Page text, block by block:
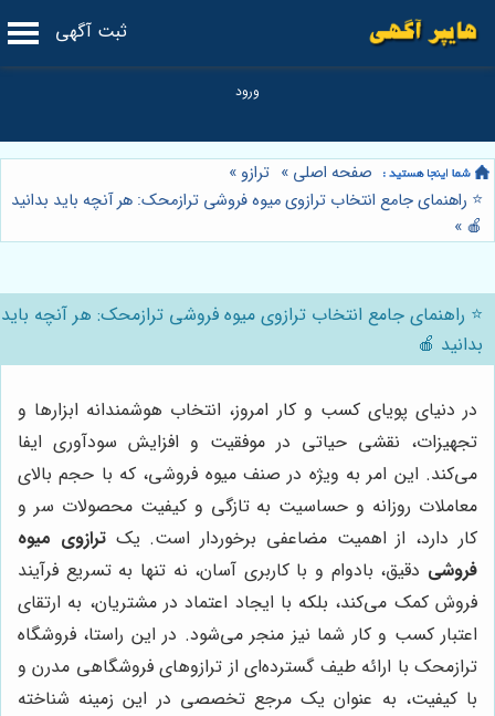
ثبت آگهی
صفحه اصلی » ترازو »
⭐️ راهنمای جامع انتخاب ترازوی میوه فروشی ترازمحک: هر آنچه باید بدانید
🍎
»
⭐️ راهنمای جامع انتخاب ترازوی میوه فروشی ترازمحک: هر آنچه باید
بدانید 🍎
در دنیای پویای کسب و کار امروز، انتخاب هوشمندانه ابزارها و
تجهیزات، نقشی حیاتی در موفقیت و افزایش سودآوری ایفا
می‌کند. این امر به ویژه در صنف میوه فروشی، که با حجم بالای
معاملات روزانه و حساسیت به تازگی و کیفیت محصولات سر و
کار دارد، از اهمیت مضاعفی برخوردار است. یکترازوی میوه
فروشی دقیق، بادوام و با کاربری آسان، نه تنها به تسریع فرآیند
فروش کمک می‌کند، بلکه با ایجاد اعتماد در مشتریان، به ارتقای
اعتبار کسب و کار شما نیز منجر می‌شود. در این راستا، فروشگاه
ترازمحک با ارائه طیف گسترده‌ای از ترازوهای فروشگاهی مدرن و
با کیفیت، به عنوان یک مرجع تخصصی در این زمینه شناخته